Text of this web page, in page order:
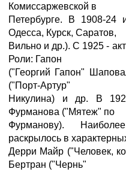
Комиссаржевской в
Петербурге. В 1908-24
Одесса, Курск, Саратов,
Вильно и др.). С 1925 -
Роли: Гапон
("Георгий Гапон"
("Порт-Артур"
Никулина) и др. В
Фурманова ("Мятеж" по
Фурманову).
раскрылось в
Дерри Майр ("Человек,
Бертран ("Чернь"